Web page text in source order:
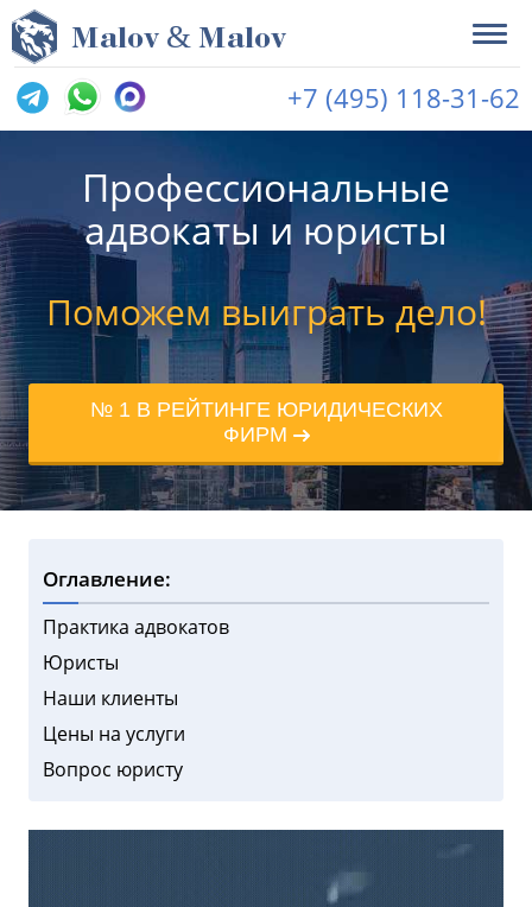
Malov & Malov
+7 (495) 118-31-62
Профессиональные
адвокаты и юристы
Поможем выиграть дело!
№ 1 В РЕЙТИНГЕ ЮРИДИЧЕСКИХ
ФИРМ
Оглавление:
Практика адвокатов
Юристы
Наши клиенты
Цены на услуги
Вопрос юристу